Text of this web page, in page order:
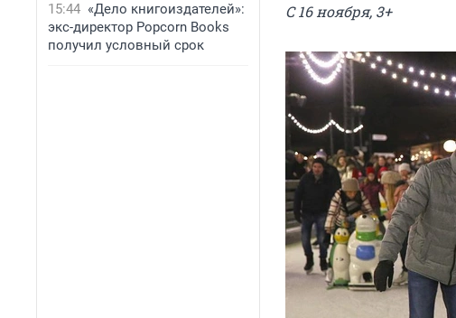
15:44 «Дело книгоиздателей»:
экс-директор Popcorn Books
получил условный срок
С 16 ноября, 3+